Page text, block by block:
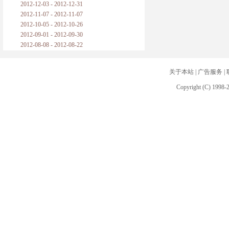
2012-12-03 - 2012-12-31
2012-11-07 - 2012-11-07
2012-10-05 - 2012-10-26
2012-09-01 - 2012-09-30
2012-08-08 - 2012-08-22
关于本站| 广告服务
Copyright (C) 1998-